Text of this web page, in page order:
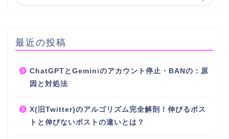
最近の投稿
ChatGPTとGeminiのアカウント停止・BANの：原
因と対処法
X(旧Twitter)のアルゴリズム完全解剖！伸びるポス
トと伸びないポストの違いとは？